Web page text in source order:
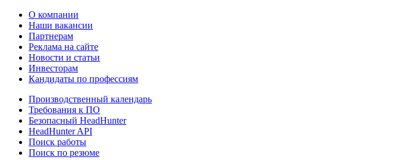
О компании
Наши вакансии
Партнерам
Реклама на сайте
Новости и статьи
Инвесторам
Кандидаты по профессиям
Производственный календарь
Требования к ПО
Безопасный HeadHunter
HeadHunter API
Поиск работы
Поиск по резюме